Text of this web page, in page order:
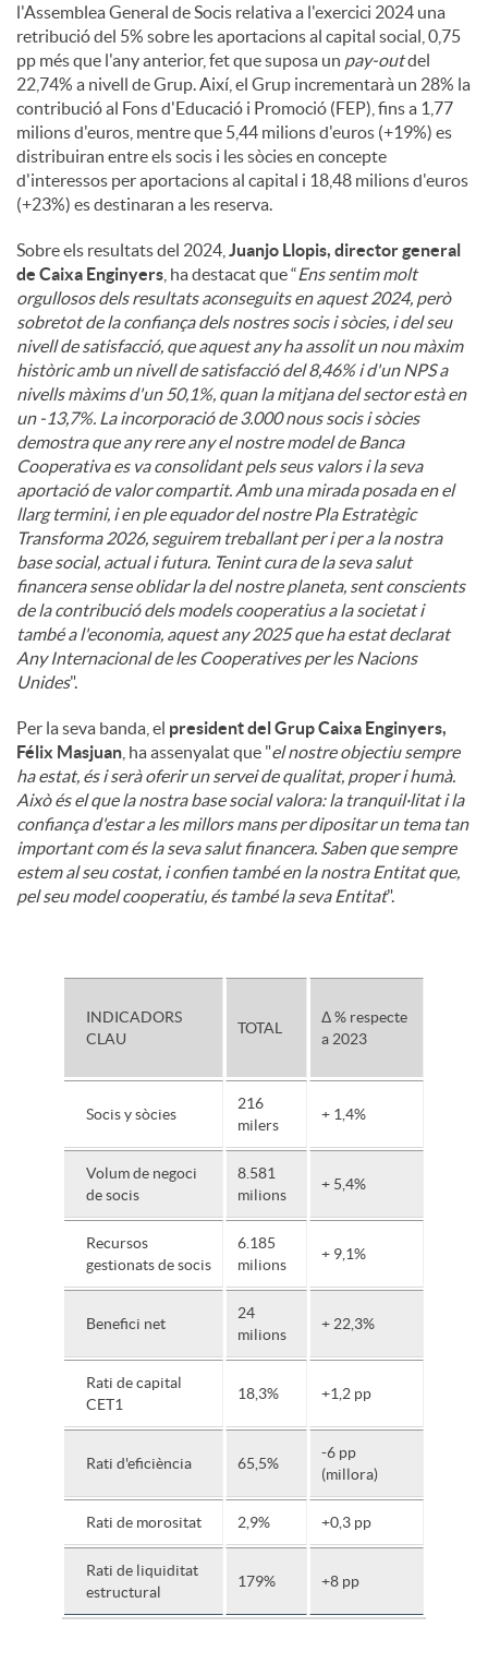
l'Assemblea General de Socis relativa a l'exercici 2024 una
retribució del 5% sobre les aportacions al capital social, 0,75
pp més que l'any anterior, fet que suposa un pay-outdel
22,74% a nivell de Grup. Així, el Grup incrementarà un 28% la
contribució al Fons d'Educació i Promoció (FEP), fins a 1,77
milions d'euros, mentre que 5,44 milions d'euros (+19%) es
distribuiran entre els socis i les sòcies en concepte
d'interessos per aportacions al capital i 18,48 milions d'euros
(+23%) es destinaran a les reserva.
Sobre els resultats del 2024, Juanjo Llopis, director general
de Caixa Enginyers , ha destacat que “Ens sentim molt
orgullosos dels resultats aconseguits en aquest 2024, però
sobretot de la confiança dels nostres socis i sòcies, i del seu
nivell de satisfacció, que aquest any ha assolit un nou màxim
històric amb un nivell de satisfacció del 8,46% i d'un NPS a
nivells màxims d'un 50,1%, quan la mitjana del sector està en
un -13,7%. La incorporació de 3.000 nous socis i sòcies
demostra que any rere any el nostre model de Banca
Cooperativa es va consolidant pels seus valors i la seva
aportació de valor compartit. Amb una mirada posada en el
llarg termini, i en ple equador del nostre Pla Estratègic
Transforma 2026, seguirem treballant per i per a la nostra
base social, actual i futura. Tenint cura de la seva salut
financera sense oblidar la del nostre planeta, sent conscients
de la contribució dels models cooperatius a la societat i
també a l'economia, aquest any 2025 que ha estat declarat
Any Internacional de les Cooperatives per les Nacions
Unides".
Per la seva banda, el president del Grup Caixa Enginyers,
Félix Masjuan , ha assenyalat que "el nostre objectiu sempre
ha estat, és i serà oferir un servei de qualitat, proper i humà.
Això és el que la nostra base social valora: la tranquil·litat i la
confiança d'estar a les millors mans per dipositar un tema tan
important com és la seva salut financera. Saben que sempre
estem al seu costat, i confien també en la nostra Entitat que,
pel seu model cooperatiu, és també la seva Entitat".
INDICADORS
CLAU
TOTAL
Δ % respecte
a 2023
Socis y sòcies
216
milers
+ 1,4%
Volum de negoci
de socis
8.581
milions
+ 5,4%
Recursos
gestionats de socis
6.185
milions
+ 9,1%
Benefici net
24
milions
+ 22,3%
Rati de capital
CET1
18,3% +1,2 pp
Rati d'eficiència 65,5%
-6 pp
(millora)
Rati de morositat 2,9% +0,3 pp
Rati de liquiditat
estructural
179% +8 pp